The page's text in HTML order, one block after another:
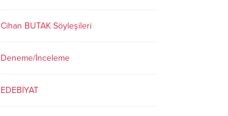
Cihan BUTAK Söyleşileri
Deneme/İnceleme
EDEBİYAT